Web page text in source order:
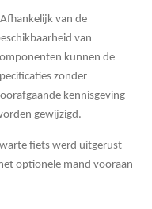
van de
van
kunnen de
zonder
kennisgeving
gewijzigd.
fiets werd uitgerust
optionele mand vooraan